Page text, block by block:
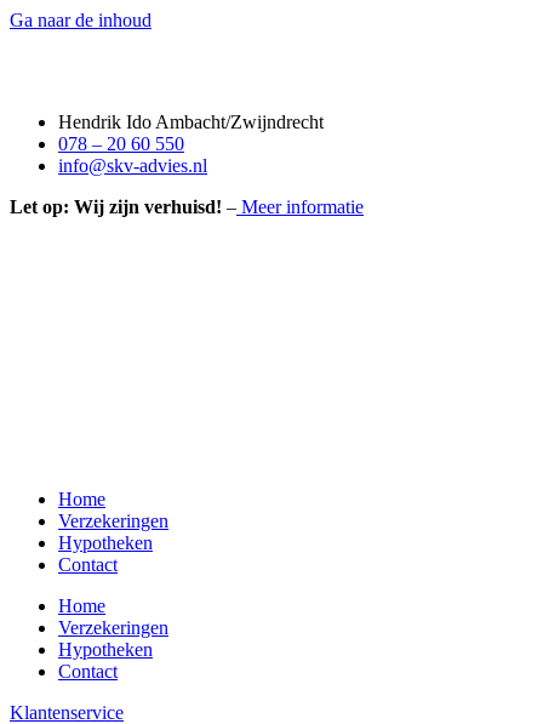
Ga naar de inhoud
Hendrik Ido Ambacht/Zwijndrecht
078 – 20 60 550
info@skv-advies.nl
Let op: Wij zijn verhuisd! – Meer informatie
Home
Verzekeringen
Hypotheken
Contact
Home
Verzekeringen
Hypotheken
Contact
Klantenservice